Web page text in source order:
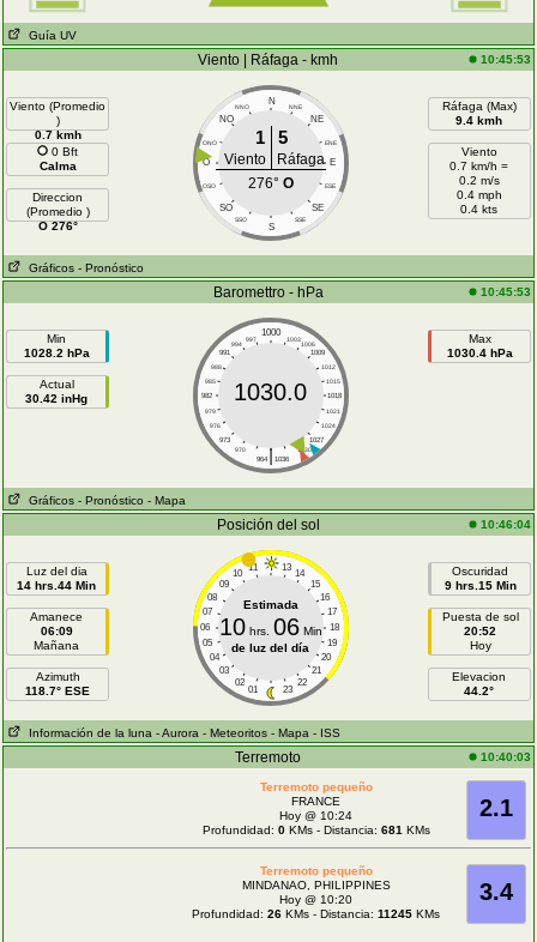
Guía UV
Viento | Ráfaga - kmh 10:45:53
Viento (Promedio
)
0.7 kmh
0 Bft
Calma
Direccion
(Promedio )
O 276°
N
NNO NNE
NO NE
ONO ENE
O E
OSO ESE
SO SE
SSO SSE
S
1 5
Viento
Ráfaga
276° O
Ráfaga (Max)
9.4 kmh
Viento
0.7 km/h =
0.2 m/s
0.4 mph
0.4 kts
Gráficos - Pronóstico
Baromettro - hPa 10:45:53
Min
1028.2 hPa
Actual
30.42 inHg
1000
997 1003
994
1006
991
1009
988
1012
985
1015
982
1018
979
1021
976
1024
973
1027
970
1030
|
964 1036
1030.0
Max
1030.4 hPa
Gráficos - Pronóstico - Mapa
Posición del sol 10:46:04
Luz del dia
14 hrs.44 Min
Amanece
06:09
Mañana
Azimuth
118.7° ESE
11 13
10
14
09
15
08
16
07
17
06
18
05
19
04
20
03
21
02
22
01 23
Estimada
10hrs. 06Min
de luz del día
Oscuridad
9 hrs.15 Min
Puesta de sol
20:52
Hoy
Elevacion
44.2°
Información de la luna - Aurora - Meteoritos - Mapa - ISS
Terremoto 10:40:03
2.1
Terremoto pequeño
FRANCE
Hoy @ 10:24
Profundidad: 0KMs - Distancia: 681 KMs
3.4
Terremoto pequeño
MINDANAO, PHILIPPINES
Hoy @ 10:20
Profundidad:26 KMs - Distancia:11245 KMs